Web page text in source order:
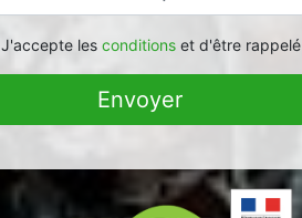
J'accepte les conditionset d'être rappelé
Envoyer